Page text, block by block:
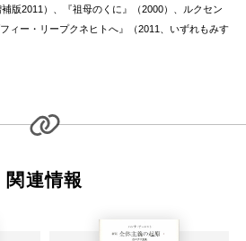
版2011）、『祖母のくに』（2000）、ルクセン
ー・リープクネヒトへ』（2011、いずれもみす
関連情報